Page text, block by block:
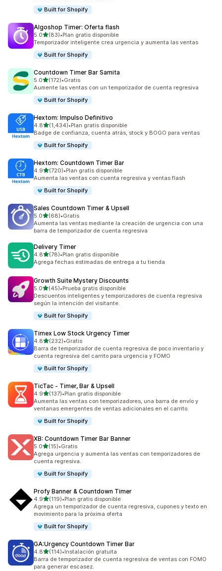
Built for Shopify
Algoshop Timer: Oferta flash
5.0de 5 estrellas
(83)
83 reseñas en total
•Plan gratis disponible
Temporizador inteligente crea urgencia y aumenta las ventas
Built for Shopify
Countdown Timer Bar Samita
5.0de 5 estrellas
(172)
172 reseñas en total
•Gratis
Aumente las ventas con un temporizador de cuenta regresiva
Built for Shopify
Hextom: Impulso Definitivo
4.8de 5 estrellas
(1,434)
1434 reseñas en total
•Plan gratis disponible
Badge de confianza, cuenta atrás, stock y BOGO para ventas
Built for Shopify
Hextom: Countdown Timer Bar
4.9de 5 estrellas
(720)
720 reseñas en total
•Plan gratis disponible
Aumenta las ventas con cuenta regresiva y ventas flash
Built for Shopify
Sales Countdown Timer & Upsell
5.0de 5 estrellas
(68)
68 reseñas en total
•Gratis
Aumenta las ventas mediante la creación de urgencia con una
barra de temporizador de cuenta regresiva
Delivery Timer
4.8de 5 estrellas
(78)
78 reseñas en total
•Plan gratis disponible
Agrega fechas estimadas de entrega a tu tienda
Growth Suite Mystery Discounts
5.0de 5 estrellas
(45)
45 reseñas en total
•Prueba gratis disponible
Descuentos inteligentes y temporizadores de cuenta regresiva
según la intención del visitante.
Built for Shopify
Timex Low Stock Urgency Timer
4.8de 5 estrellas
(232)
232 reseñas en total
•Gratis
Barra de temporizador de cuenta regresiva de poco inventario y
cuenta regresiva del carrito para urgencia y FOMO
Built for Shopify
TicTac ‑ Timer, Bar & Upsell
4.9de 5 estrellas
(137)
137 reseñas en total
•Plan gratis disponible
Aumenta las ventas con temporizadores, una barra de envío y
ventanas emergentes de ventas adicionales en el carrito.
Built for Shopify
XB: Countdown Timer Bar Banner
5.0de 5 estrellas
(15)
15 reseñas en total
•Gratis
Agrega urgencia y aumenta las ventas con temporizadores de
cuenta regresiva.
Built for Shopify
Profy Banner & Countdown Timer
4.9de 5 estrellas
(119)
119 reseñas en total
•Plan gratis disponible
Agrega un temporizador de cuenta regresiva, cupones y texto en
movimiento para la próxima oferta
Built for Shopify
GA:Urgency Countdown Timer Bar
4.8de 5 estrellas
(114)
114 reseñas en total
•Instalación gratuita
Barra de temporizador de cuenta regresiva de ventas con FOMO
para generar escasez.